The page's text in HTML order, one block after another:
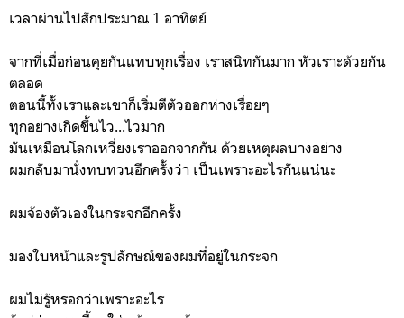
เวลาผ่านไปสักประมาณ 1 อาทิตย์
จากที่เมื่อก่อนคุยกันแทบทุกเรื่อง เราสนิทกันมาก หัวเราะด้วยกัน
ตลอด
ตอนนี้ทั้งเราและเขาก็เริ่มตีตัวออกห่างเรื่อยๆ
ทุกอย่างเกิดขึ้นไว...ไวมาก
มันเหมือนโลกเหวี่ยงเราออกจากกัน ด้วยเหตุผลบางอย่าง
ผมกลับมานั่งทบทวนอีกครั้งว่า เป็นเพราะอะไรกันแน่นะ
ผมจ้องตัวเองในกระจกอีกครั้ง
มองใบหน้าและรูปลักษณ์ของผมที่อยู่ในกระจก
ผมไม่รู้หรอกว่าเพราะอะไร